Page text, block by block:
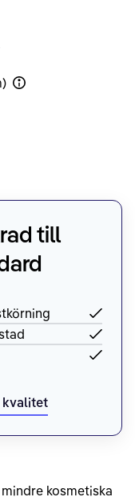
till
kvalitet
kosmetiska